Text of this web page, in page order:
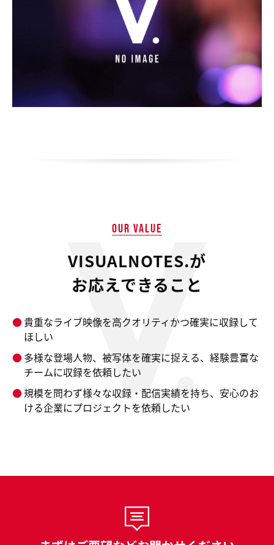
OUR VALUE
VISUALNOTES.が
お応えできること
貴重なライブ映像を高クオリティかつ確実に収録して
ほしい
多様な登場人物、被写体を確実に捉える、経験豊富な
チームに収録を依頼したい
規模を問わず様々な収録・配信実績を持ち、安心のお
ける企業にプロジェクトを依頼したい